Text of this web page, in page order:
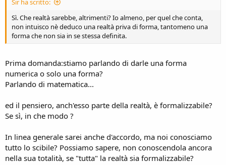
Sì. Che realtà sarebbe, altrimenti? Io almeno, per quel che conta,
non intuisco nè deduco una realtà priva di forma, tantomeno una
forma che non sia in se stessa definita.
Prima domanda:stiamo parlando di darle una forma
numerica o solo una forma?
Parlando di matematica...
ed il pensiero, anch'esso parte della realtà, è formalizzabile?
Se sì, in che modo ?
In linea generale sarei anche d'accordo, ma noi conosciamo
tutto lo scibile? Possiamo sapere, non conoscendola ancora
nella sua totalità, se "tutta" la realtà sia formalizzabile?